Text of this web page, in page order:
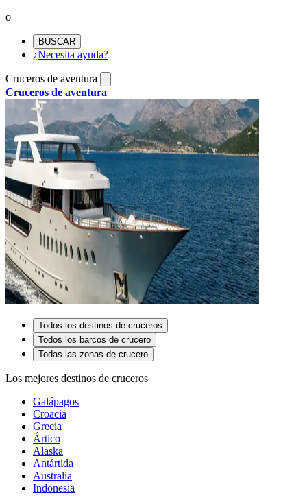
o
BUSCAR
¿Necesita ayuda?
Cruceros de aventura
Cruceros de aventura
Todos los destinos de cruceros
Todos los barcos de crucero
Todas las zonas de crucero
Los mejores destinos de cruceros
Galápagos
Croacia
Grecia
Ártico
Alaska
Antártida
Australia
Indonesia